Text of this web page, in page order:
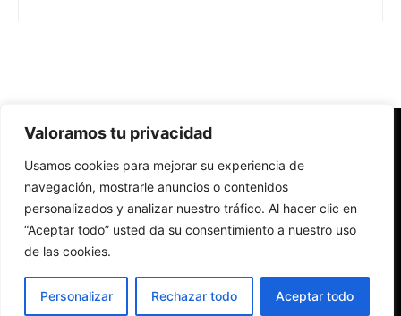
Valoramos tu privacidad
Usamos cookies para mejorar su experiencia de
navegación, mostrarle anuncios o contenidos
personalizados y analizar nuestro tráfico. Al hacer clic en
“Aceptar todo” usted da su consentimiento a nuestro uso
de las cookies.
Personalizar Rechazar todo Aceptar todo
Redes Cristianas
Una mirada alternativa sobre la Iglesia católica y la sociedad
- Colectivos de Redes Cristianas